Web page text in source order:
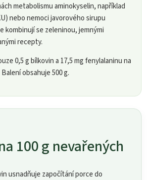
metabolismu aminokyselin, například
nebo nemoci javorového sirupu
kombinují se zeleninou, jemnými
recepty.
0,5 g bílkovin a 17,5 mg fenylalaninu na
obsahuje 500 g.
100 g nevařených
usnadňuje započítání porce do